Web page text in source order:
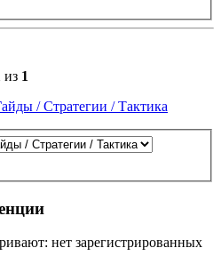
из 1
/ Стратегии / Тактика
нет зарегистрированных